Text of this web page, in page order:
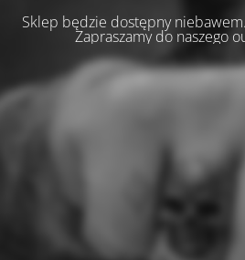
Sklep będzie dostępny
Zapraszamy do naszego